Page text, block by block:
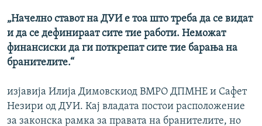
„Начелно ставот на ДУИ е тоа што треба да се видат
и да се дефинираат сите тие работи. Неможат
финансиски да ги поткрепат сите тие барања на
бранителите.“
изјавија Илија Димовскиод ВМРО ДПМНЕ и Сафет
Незири од ДУИ. Кај владата постои расположение
за законска рамка за правата на бранителите, но